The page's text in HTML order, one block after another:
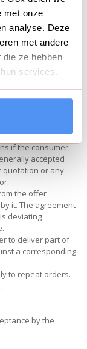
met onze
analyse. Deze
met andere
ze hebben
services.
are only
and are made in
offer for
for a date or
if the consumer
if the consumer,
accepted
quotation or any
the offer
it. The agreement
deviating
to deliver part of
a corresponding
to repeat orders.
by the